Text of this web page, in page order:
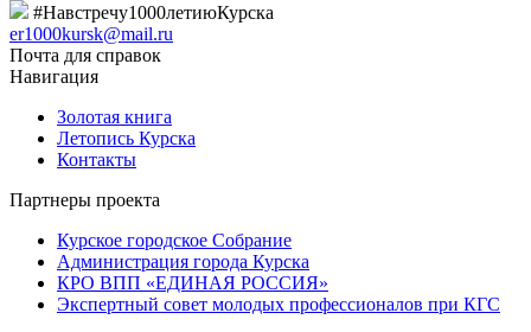
#Навстречу1000летиюКурска
er1000kursk@mail.ru
Почта для справок
Навигация
Золотая книга
Летопись Курска
Контакты
Партнеры проекта
Курское городское Собрание
Администрация города Курска
КРО ВПП «ЕДИНАЯ РОССИЯ»
Экспертный совет молодых профессионалов при КГС